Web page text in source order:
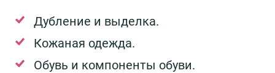
Дубление и выделка.
Кожаная одежда.
Обувь и компоненты обуви.